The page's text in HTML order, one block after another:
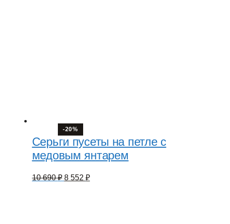
-20%
Серьги пусеты на петле с
медовым янтарем
10 690₽ Первоначальная
8 552 ₽Текущая